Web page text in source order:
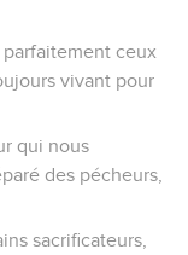
parfaitement ceux
vivant pour
qui nous
des pécheurs,
sacrificateurs,